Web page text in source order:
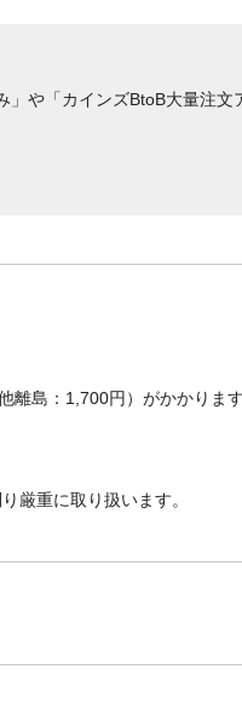
や「カインズBtoB大量注
島：1,700円）がかかりま
厳重に取り扱います。